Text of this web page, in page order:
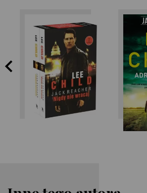
Lee Child